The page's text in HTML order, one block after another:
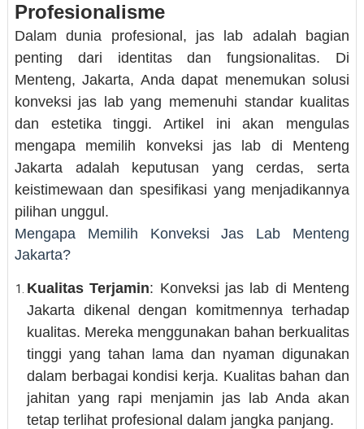
Profesionalisme
Dalam dunia profesional, jas lab adalah bagian
penting dari identitas dan fungsionalitas. Di
Menteng, Jakarta, Anda dapat menemukan solusi
konveksi jas lab yang memenuhi standar kualitas
dan estetika tinggi. Artikel ini akan mengulas
mengapa memilih konveksi jas lab di Menteng
Jakarta adalah keputusan yang cerdas, serta
keistimewaan dan spesifikasi yang menjadikannya
pilihan unggul.
Mengapa Memilih Konveksi Jas Lab Menteng
Jakarta?
Kualitas Terjamin: Konveksi jas lab di Menteng
Jakarta dikenal dengan komitmennya terhadap
kualitas. Mereka menggunakan bahan berkualitas
tinggi yang tahan lama dan nyaman digunakan
dalam berbagai kondisi kerja. Kualitas bahan dan
jahitan yang rapi menjamin jas lab Anda akan
tetap terlihat profesional dalam jangka panjang.